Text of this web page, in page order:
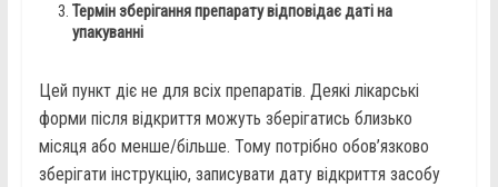
Термін зберігання препарату відповідає даті на
упакуванні
Цей пункт діє не для всіх препаратів. Деякі лікарські
форми після відкриття можуть зберігатись близько
місяця або менше/більше. Тому потрібно обов’язково
зберігати інструкцію, записувати дату відкриття засобу